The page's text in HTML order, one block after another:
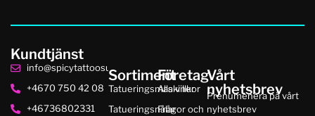
Kundtjänst
info@spicytattoosupplies.se
+4670 750 42 08
+46736802331
Sortiment
Tatueringsmaskiner
Tatueringsnålar
Företag
Alla villkor
Frågor och
Vårt
nyhetsbrev
Prenumenera på vårt
nyhetsbrev